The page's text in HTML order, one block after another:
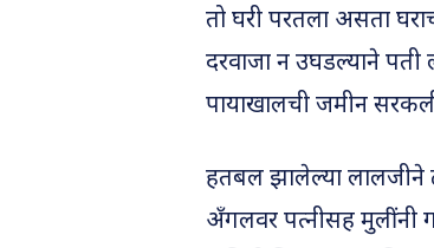
तो घरी परतला असता
दरवाजा न उघडल्याने
पायाखालची जमीन
हतबल झालेल्या लालजीने
अँगलवर पत्नीसह